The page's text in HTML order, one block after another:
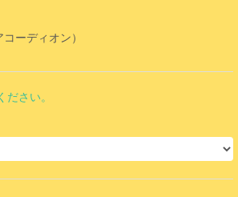
ーディオン）
さい。